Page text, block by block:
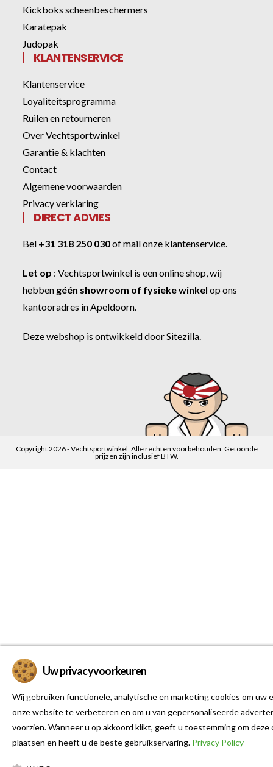
Kickboks scheenbeschermers
Karatepak
Judopak
KLANTENSERVICE
Klantenservice
Loyaliteitsprogramma
Ruilen en retourneren
Over Vechtsportwinkel
Garantie & klachten
Contact
Algemene voorwaarden
Privacy verklaring
DIRECT ADVIES
Bel +31 318 250 030ofmail onze klantenservice.
Let op :Vechtsportwinkel is een online shop, wij
hebben géén showroom of fysieke winkel op ons
kantooradres in Apeldoorn.
Deze webshop is ontwikkeld doorSitezilla.
Copyright 2026 - Vechtsportwinkel. Alle rechten voorbehouden. Getoonde
prijzen zijn inclusief BTW.
Uw privacyvoorkeuren
Wij gebruiken functionele, analytische en marketing cookies om uw
onze website te verbeteren en om u van gepersonaliseerde
voorzien. Wanneer u op akkoord klikt, geeft u toestemming om deze
plaatsen en heeft u de beste gebruikservaring. Privacy Policy